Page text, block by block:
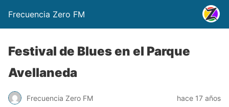
Frecuencia Zero FM
Festival de Blues en el Parque
Avellaneda
Frecuencia Zero FM hace 17 años